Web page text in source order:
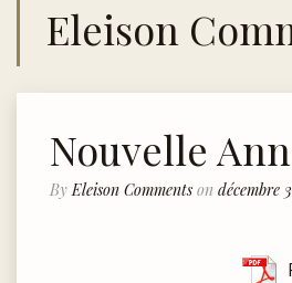
Eleison
Nouvelle
By Eleison Comments on décembre